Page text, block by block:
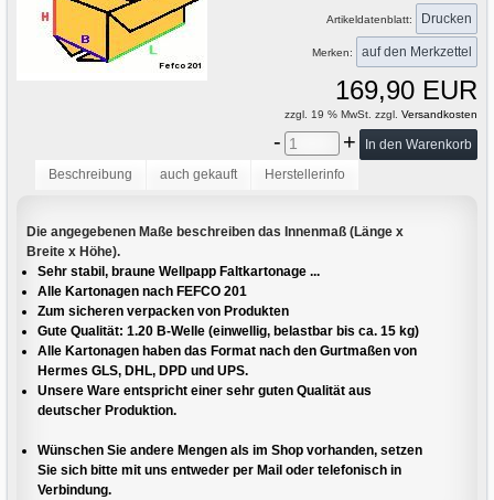
Artikeldatenblatt: Drucken
Merken:
169,90 EUR
zzgl. 19 % MwSt. zzgl. Versandkosten
- +
Beschreibung auch gekauft Herstellerinfo
Die angegebenen Maße beschreiben das Innenmaß (Länge x
Breite x Höhe).
Sehr stabil, braune Wellpapp Faltkartonage ...
Alle Kartonagen nach FEFCO 201
Zum sicheren verpacken von Produkten
Gute Qualität: 1.20 B-Welle (einwellig, belastbar bis ca. 15 kg)
Alle Kartonagen haben das Format nach den Gurtmaßen von
Hermes GLS, DHL, DPD und UPS.
Unsere Ware entspricht einer sehr guten Qualität aus
deutscher Produktion.
Wünschen Sie andere Mengen als im Shop vorhanden, setzen
Sie sich bitte mit uns entweder per Mail oder telefonisch in
Verbindung.